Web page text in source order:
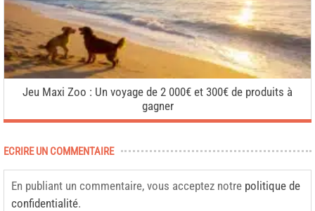
Jeu Maxi Zoo : Un voyage de 2 000€ et 300€ de produits à
gagner
ECRIRE UN COMMENTAIRE
En publiant un commentaire, vous acceptez notre politique de
confidentialité.